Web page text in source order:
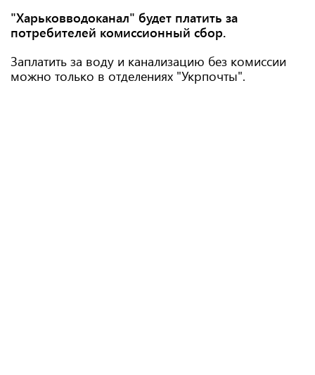
"Харьковводоканал" будет платить за
потребителей комиссионный сбор.
Заплатить за воду и канализацию без комиссии
можно только в отделениях "Укрпочты".